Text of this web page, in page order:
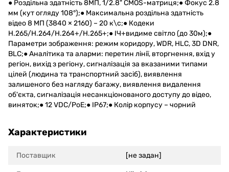
● Роздільна здатність 8МП, 1/2.8" CMOS-матриця;● Фокус 2.8
мм (кут огляду 108°);● Максимальна роздільна здатність
відео 8 МП (3840 × 2160) – 20 к\с;● Кодеки
H.265/H.264/H.264+/H.265+;● ІЧ+видиме світло (до 30м);●
Параметри зображення: режим коридору, WDR, HLC, 3D DNR,
BLC;● Аналітика та аларми: перетин лінії, вторгнення, вхід у
регіон, вихід з регіону, сигналізація за вказаними типами
цілей (людина та транспортний засіб), виявлення
залишеного без нагляду багажу, виявлення видалення
об'єкта, сигналізація несанкціонованого доступу до відео,
виняток;● 12 VDC/PoE;● IP67;● Колір корпусу – чорний
Характеристики
Поставщик [не задан]